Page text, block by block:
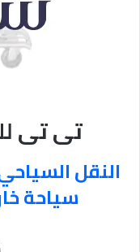
تى تى
النقل
سياحة